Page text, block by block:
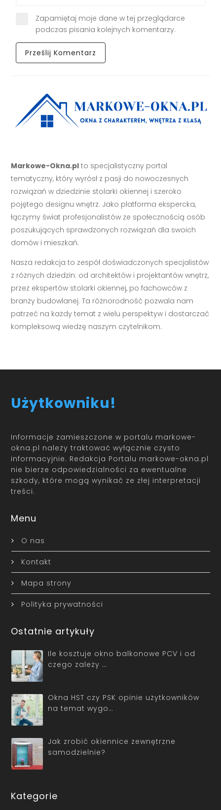
Zapamiętaj moje dane w tej przeglądarce
podczas pisania kolejnych komentarzy.
Markowe-Okna.pl to specjalistyczny portal
tematyczny, który wyrósł z pasji do nowoczesnych
rozwiązań w dziedzinie stolarki okiennej i szeroko
pojętego designu wnętrz. Jako platforma ekspercka,
łączymy świat profesjonalistów ze społecznością osób
poszukujących sprawdzonych rozwiązań dla swoich
domów i mieszkań.
Nasza redakcja to zespół doświadczonych specjalistów
z różnych dziedzin: od architektów i projektantów wnętrz,
przez ekspertów stolarki okiennej, po fachowców z
branży budowlanej. Ta różnorodność pozwala nam
patrzeć na każdy temat z wielu perspektyw i dostarczać
kompleksową wiedzę naszym czytelnikom.
Użytkowniku!
Informacje zamieszczone w portalu markowe-
okna.pl należy traktować wyłącznie czysto
informacyjnie. Redakcja Portalu markowe-okna.pl
nie bierze odpowiedzialności za ewentualne
szkody, które mogą wynikać ze złej interpretacji
treści.
Menu
O nas
Kontakt
Mapa strony
Polityka prywatności
Ostatnie artykuły
Ile kosztuje okno balkonowe PCV i od
czego zależy …
Okna HST czy PSK opinie użytkowników
na temat wygo…
Jak zrobić okiennice zewnętrzne
samodzielnie?
Kategorie